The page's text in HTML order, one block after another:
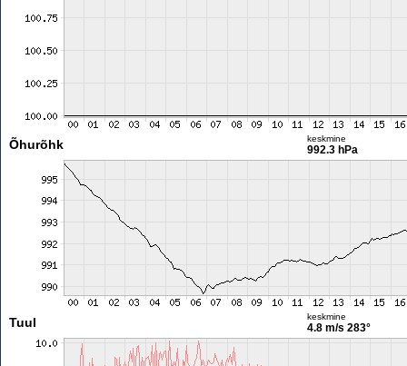
Õhurõhk keskmine
992.3 hPa
Tuul keskmine
4.8 m/s 283°